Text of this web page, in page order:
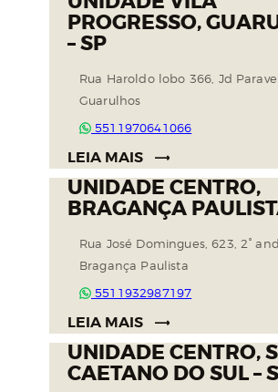
PROGRESSO,
– SP
Rua Haroldo lobo 366, Jd
Guarulhos
5511970641066
LEIA MAIS
UNIDADE CENTRO,
BRAGANÇA
Rua José Domingues, 623, 2°
Bragança Paulista
5511932987197
LEIA MAIS
UNIDADE CENTRO,
CAETANO DO SUL –